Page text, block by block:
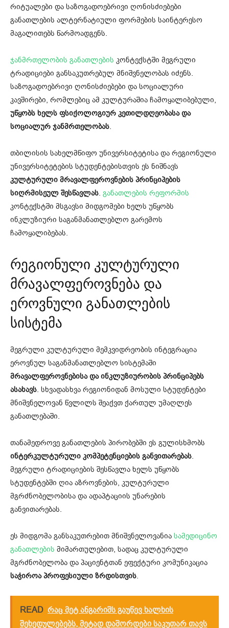
რიტუალები და საზოგადოებრივი ღონისძიებები
განათლების ალტერნატიული ფორმების საინტერესო
მაგალითებს წარმოადგენს.
ჯანმრთელობის განათლების კონტექსტში მეგრული
ტრადიციები განსაკუთრებულ მნიშვნელობას იძენს.
საზოგადოებრივი ღონისძიებები და სოციალური
კავშირები, რომლებიც ამ კულტურაშია ჩამოყალიბებული,
უწყობს ხელს ფსიქოლოგიურ კეთილდღეობასა და
სოციალურ ჯანმრთელობას.
თბილისის სახელმწიფო უნივერსიტეტისა და რეგიონული
უნივერსიტეტების სტუდენტებისთვის ეს ნიშნავს
კულტურული მრავალფეროვნების პრინციპების
სიღრმისეულ შესწავლას. განათლების რეფორმის
კონტექსტში მსგავსი მიდგომები ხელს უწყობს
ინკლუზიური საგანმანათლებლო გარემოს
ჩამოყალიბებას.
რეგიონული კულტურული
მრავალფეროვნება და
ეროვნული განათლების
სისტემა
მეგრული კულტურული მემკვიდრეობის ინტეგრაცია
ეროვნულ საგანმანათლებლო სისტემაში
მრავალფეროვნებისა და ინკლუზიურობის პრინციპებს
ასახავს. სხვადასხვა რეგიონიდან მოსული სტუდენტები
მნიშვნელოვან წვლილს შეაქვთ ქართულ უმაღლეს
განათლებაში.
თანამედროვე განათლების პირობებში ეს გულისხმობს
ინტერკულტურული კომპეტენციების განვითარებას.
მეგრული ტრადიციების შესწავლა ხელს უწყობს
სტუდენტებში ღია აზროვნების, კულტურული
მგრძნობელობისა და ადაპტაციის უნარების
განვითარებას.
ეს მიდგომა განსაკუთრებით მნიშვნელოვანია სამედიცინო
განათლების მიმართულებით, სადაც კულტურული
მგრძნობელობა და პაციენტთან ეფექტური კომუნიკაცია
საჭიროა პროფესიული ზრდისთვის.
READ რაც მეტ ანგარიშს გაუწევ ხალხის
შეხედულებებს, მეტად დაშორდები საკუთარ თავს